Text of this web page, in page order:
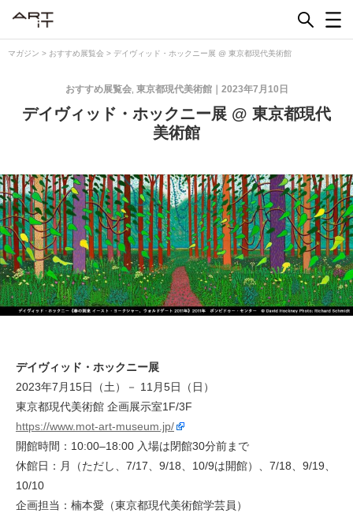
マガジン > おすすめ展覧会 > デイヴィッド・ホックニー展 @ 東京都現代美術館
2023年7月10日
おすすめ展覧会, 東京都現代美術館
デイヴィッド・ホックニー展 @ 東京都現代
美術館
デイヴィッド・ホックニー展
2023年7月15日（土）－ 11月5日（日）
東京都現代美術館 企画展示室1F/3F
https://www.mot-art-museum.jp/
開館時間：10:00–18:00 入場は閉館30分前まで
休館日：月（ただし、7/17、9/18、10/9は開館）、7/18、9/19、
10/10
企画担当：楠本愛（東京都現代美術館学芸員）